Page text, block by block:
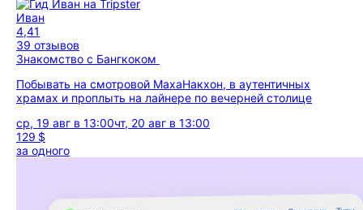
Иван
4,41
39 отзывов
Знакомство с Бангкоком
Побывать на смотровой МахаНакхон, в аутентичных
храмах и проплыть на лайнере по вечерней столице
ср, 19 авг в 13:00чт, 20 авг в 13:00
129 $
за одного